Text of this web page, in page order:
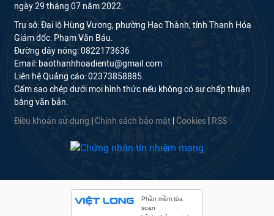
ngày 29 tháng 07 năm 2022.
Trụ sở: Đại lộ Hùng Vương, phường Hạc Thành, tỉnh Thanh Hóa
Giám đốc: Phạm Văn Báu.
Đường dây nóng: 0822173636
Email: baothanhhoadientu@gmail.com
Liên hệ Quảng cáo: 02373858885.
Cấm sao chép dưới mọi hình thức nếu không có sự chấp thuận
bằng văn bản.
Điều khoản sử dụng Chính sách bảo mật Cookies RSS
Phần mềm tòa
soạn